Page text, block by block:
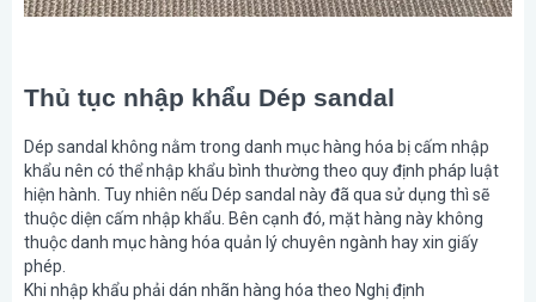
Thủ tục nhập khẩu Dép sandal
Dép sandal không nằm trong danh mục hàng hóa bị cấm nhập
khẩu nên có thể nhập khẩu bình thường theo quy định pháp luật
hiện hành. Tuy nhiên nếu Dép sandal này đã qua sử dụng thì sẽ
thuộc diện cấm nhập khẩu. Bên cạnh đó, mặt hàng này không
thuộc danh mục hàng hóa quản lý chuyên ngành hay xin giấy
phép.
Khi nhập khẩu phải dán nhãn hàng hóa theo Nghị định